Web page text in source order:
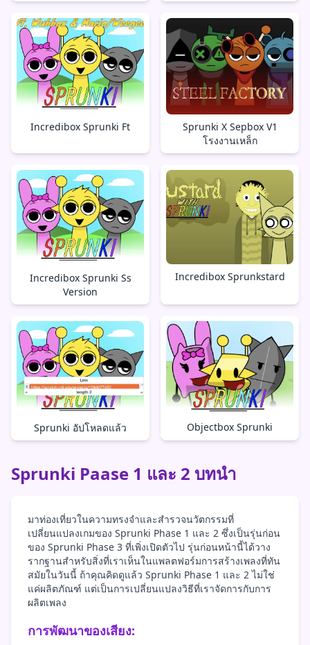
Incredibox Sprunki Ft
Sprunki X Sepbox V1
โรงงานเหล็ก
Incredibox Sprunki Ss
Version
Incredibox Sprunkstard
Sprunki อัปโหลดแล้ว Objectbox Sprunki
Sprunki Paase 1 และ 2 บทนำ
มาท่องเที่ยวในความทรงจำและสำรวจนวัตกรรมที่
เปลี่ยนแปลงเกมของ Sprunki Phase 1 และ 2 ซึ่งเป็นรุ่นก่อน
ของ Sprunki Phase 3 ที่เพิ่งเปิดตัวไป รุ่นก่อนหน้านี้ได้วาง
รากฐานสำหรับสิ่งที่เราเห็นในแพลตฟอร์มการสร้างเพลงที่ทัน
สมัยในวันนี้ ถ้าคุณคิดดูแล้ว Sprunki Phase 1 และ 2 ไม่ใช่
แค่ผลิตภัณฑ์ แต่เป็นการเปลี่ยนแปลงวิธีที่เราจัดการกับการ
ผลิตเพลง
การพัฒนาของเสียง: